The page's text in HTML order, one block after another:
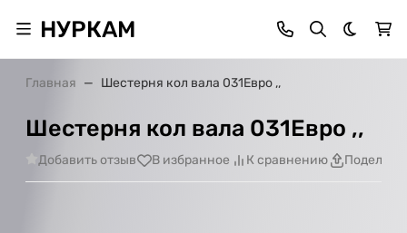
НУРКАМ Темная
Главная Шестерня кол вала 031Евро ,,
Шестерня кол вала 031Евро ,,
Добавить отзыв В избранное К сравнению